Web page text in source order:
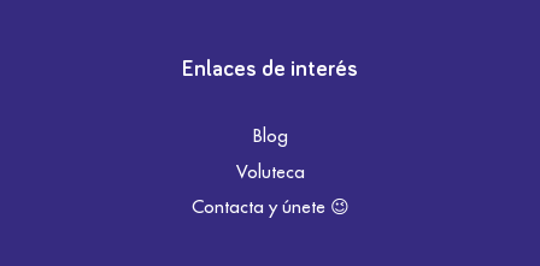
Enlaces de interés
Blog
Voluteca
Contacta y únete 😉